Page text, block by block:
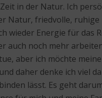
in der Natur. Ich
Natur, friedvolle, ruhige
wieder Energie für das
auch noch mehr
aber ich möchte
daher denke ich viel
lässt. Es geht